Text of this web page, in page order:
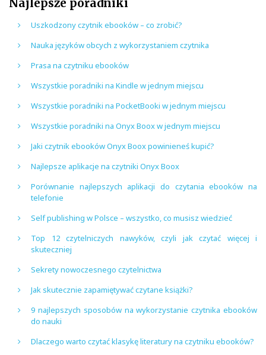
Najlepsze poradniki
Uszkodzony czytnik ebooków – co zrobić?
Nauka języków obcych z wykorzystaniem czytnika
Prasa na czytniku ebooków
Wszystkie poradniki na Kindle w jednym miejscu
Wszystkie poradniki na PocketBooki w jednym miejscu
Wszystkie poradniki na Onyx Boox w jednym miejscu
Jaki czytnik ebooków Onyx Boox powinieneś kupić?
Najlepsze aplikacje na czytniki Onyx Boox
Porównanie najlepszych aplikacji do czytania ebooków na
telefonie
Self publishing w Polsce – wszystko, co musisz wiedzieć
Top 12 czytelniczych nawyków, czyli jak czytać więcej i
skuteczniej
Sekrety nowoczesnego czytelnictwa
Jak skutecznie zapamiętywać czytane książki?
9 najlepszych sposobów na wykorzystanie czytnika ebooków
do nauki
Dlaczego warto czytać klasykę literatury na czytniku ebooków?